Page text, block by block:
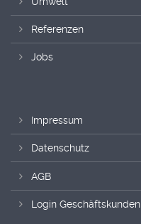
Referenzen
Jobs
Impressum
Datenschutz
AGB
Login Geschäftskunden